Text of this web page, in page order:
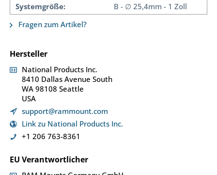
Systemgröße:
B - ∅ 25,4mm - 1 Zoll
Fragen zum Artikel?
Hersteller
National Products Inc.
8410 Dallas Avenue South
WA 98108 Seattle
USA
support@rammount.com
Link zu National Products Inc.
+1 206 763-8361
EU Verantwortlicher